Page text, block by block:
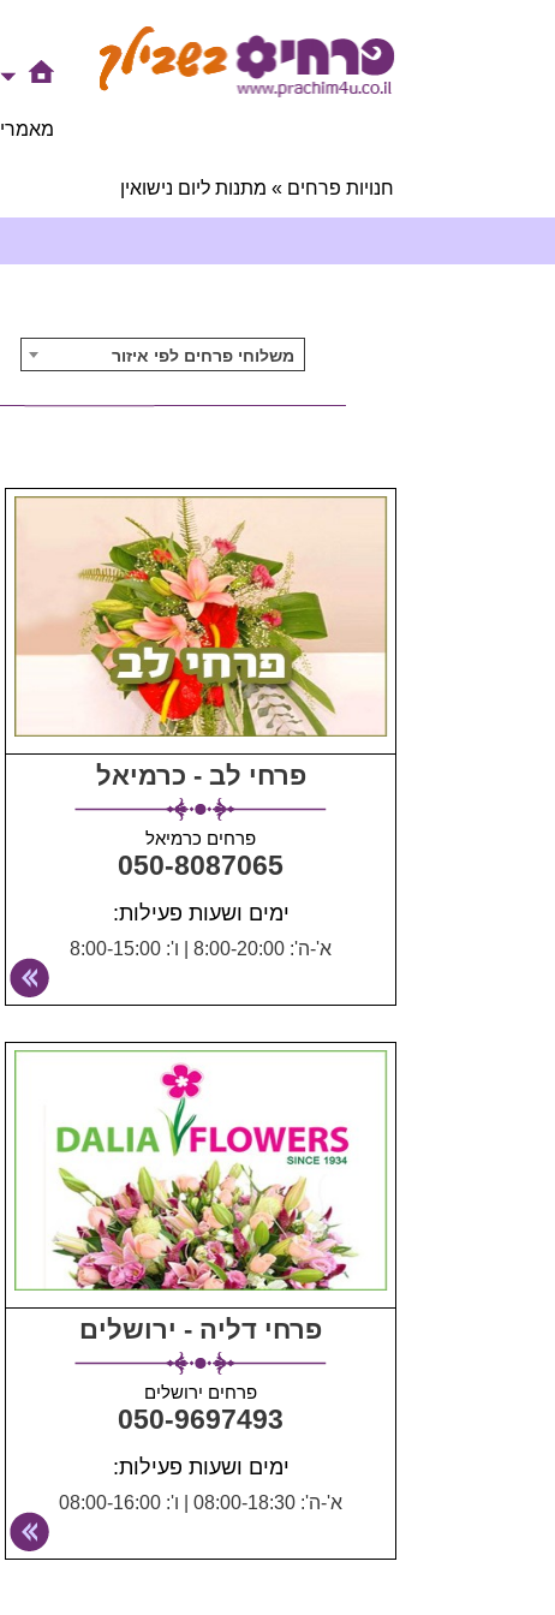
חנויות פרחים » מתנות ליום נישואין
משלוחי פרחים לפי איזור
פרחי לב - כרמיאל
פרחים כרמיאל
050-8087065
ימים ושעות פעילות:
א'-ה': 8:00-20:00 ו': 8:00-15:00
פרחי דליה - ירושלים
פרחים ירושלים
050-9697493
ימים ושעות פעילות:
א'-ה': 08:00-18:30 ו': 08:00-16:00